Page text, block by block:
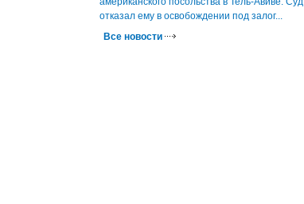
отказал ему в освобождении под залог...
Все новости